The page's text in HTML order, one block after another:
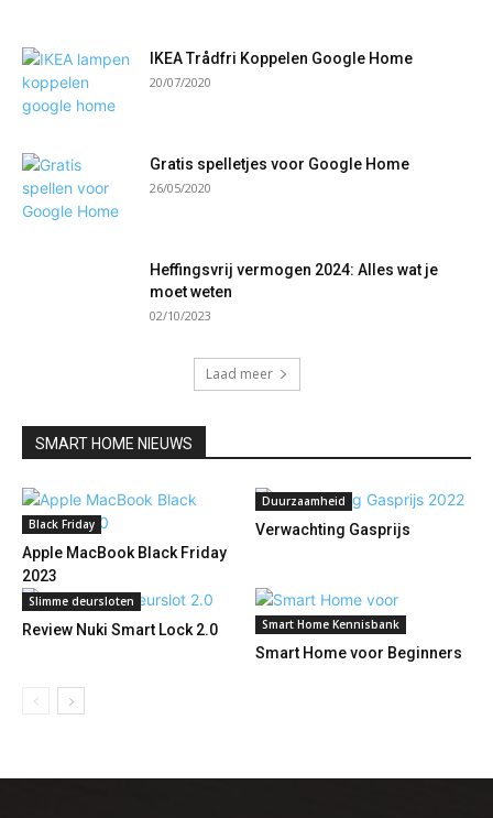
IKEA Trådfri Koppelen Google Home
20/07/2020
Gratis spelletjes voor Google Home
26/05/2020
Heffingsvrij vermogen 2024: Alles wat je
moet weten
02/10/2023
Laad meer
SMART HOME NIEUWS
Black Friday
Apple MacBook Black Friday
2023
Duurzaamheid
Verwachting Gasprijs
Slimme deursloten
Review Nuki Smart Lock 2.0 Smart Home Kennisbank
Smart Home voor Beginners